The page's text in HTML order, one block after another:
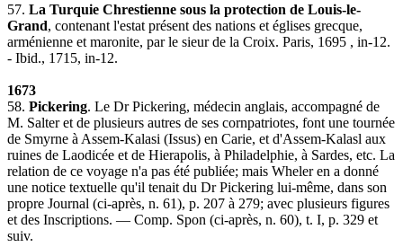
57. La Turquie Chrestienne sous la protection de Louis-le-
Grand, contenant l'estat présent des nations et églises grecque,
arménienne et maronite, par le sieur de la Croix. Paris, 1695 , in-12.
- Ibid., 1715, in-12.
1673
58. Pickering. Le Dr Pickering, médecin anglais, accompagné de
M. Salter et de plusieurs autres de ses cornpatriotes, font une tournée
de Smyrne à Assem-Kalasi (Issus) en Carie, et d'Assem-Kalasl aux
ruines de Laodicée et de Hierapolis, à Philadelphie, à Sardes, etc. La
relation de ce voyage n'a pas été publiée; mais Wheler en a donné
une notice textuelle qu'il tenait du Dr Pickering lui-même, dans son
propre Journal (ci-après, n. 61), p. 207 à 279; avec plusieurs figures
et des Inscriptions. — Comp. Spon (ci-après, n. 60), t. I, p. 329 et
suiv.